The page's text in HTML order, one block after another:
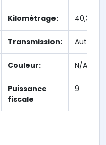
Kilométrage: 40,365
Transmission:
Couleur: N/A
Puissance
fiscale
9